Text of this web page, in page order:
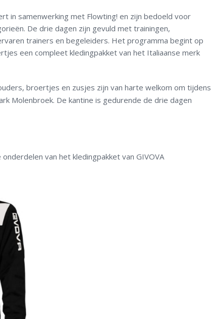
in samenwerking met Flowting! en zijn bedoeld voor
De drie dagen zijn gevuld met trainingen,
trainers en begeleiders. Het programma begint op
een compleet kledingpakket van het Italiaanse merk
ouders, broertjes en zusjes zijn van harte welkom om tijdens
Molenbroek. De kantine is gedurende de drie dagen
van het kledingpakket van GIVOVA